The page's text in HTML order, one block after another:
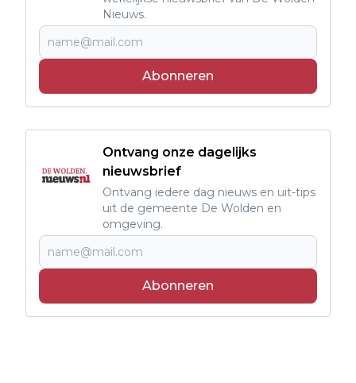
Nieuws.
Abonneren
Ontvang onze dagelijks
nieuwsbrief
Ontvang iedere dag nieuws en uit-tips
uit de gemeente De Wolden en
omgeving.
Abonneren